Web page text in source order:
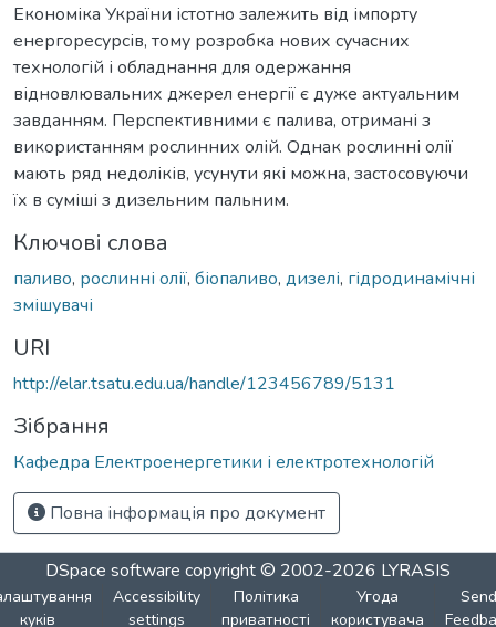
Економіка України істотно залежить від імпорту
енергоресурсів, тому розробка нових сучасних
технологій і обладнання для одержання
відновлювальних джерел енергії є дуже актуальним
завданням. Перспективними є палива, отримані з
використанням рослинних олій. Однак рослинні олії
мають ряд недоліків, усунути які можна, застосовуючи
їх в суміші з дизельним пальним.
Ключові слова
паливо, рослинні олії, біопаливо, дизелі, гідродинамічні
змішувачі
URI
http://elar.tsatu.edu.ua/handle/123456789/5131
Зібрання
Кафедра Електроенергетики і електротехнологій
Повна інформація про документ
DSpace software copyright © 2002-2026 LYRASIS
куків
Accessibility
settings
Політика
приватності
Угода
користувача
Send